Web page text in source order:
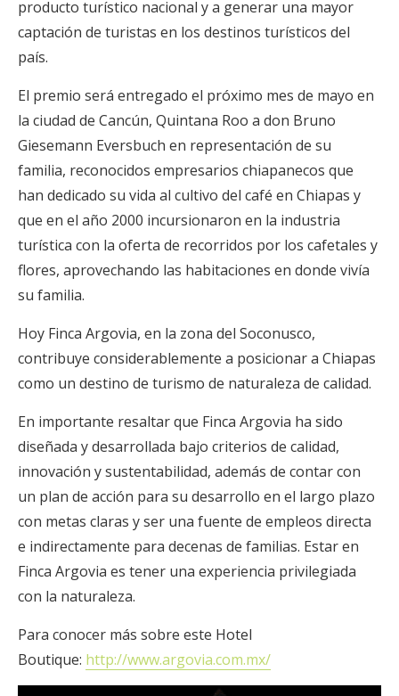
producto turístico nacional y a generar una mayor
captación de turistas en los destinos turísticos del
país.
El premio será entregado el próximo mes de mayo en
la ciudad de Cancún, Quintana Roo a don Bruno
Giesemann Eversbuch en representación de su
familia, reconocidos empresarios chiapanecos que
han dedicado su vida al cultivo del café en Chiapas y
que en el año 2000 incursionaron en la industria
turística con la oferta de recorridos por los cafetales y
flores, aprovechando las habitaciones en donde vivía
su familia.
Hoy Finca Argovia, en la zona del Soconusco,
contribuye considerablemente a posicionar a Chiapas
como un destino de turismo de naturaleza de calidad.
En importante resaltar que Finca Argovia ha sido
diseñada y desarrollada bajo criterios de calidad,
innovación y sustentabilidad, además de contar con
un plan de acción para su desarrollo en el largo plazo
con metas claras y ser una fuente de empleos directa
e indirectamente para decenas de familias. Estar en
Finca Argovia es tener una experiencia privilegiada
con la naturaleza.
Para conocer más sobre este Hotel
Boutique: http://www.argovia.com.mx/